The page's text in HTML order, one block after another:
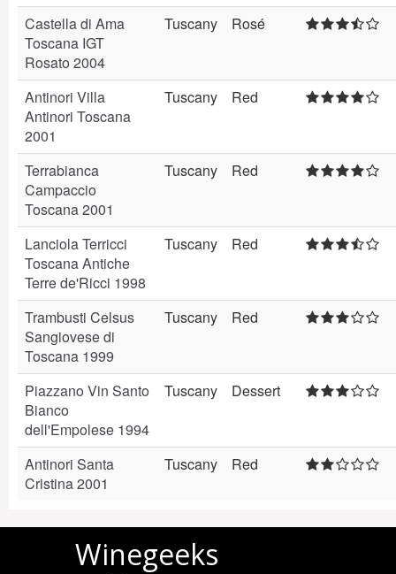
Castella di Ama
Toscana IGT
Rosato 2004
Tuscany Rosé
Antinori Villa
Antinori Toscana
2001
Tuscany Red
Terrabianca
Campaccio
Toscana 2001
Tuscany Red
Lanciola Terricci
Toscana Antiche
Terre de'Ricci 1998
Tuscany Red
Trambusti Celsus
Sangiovese di
Toscana 1999
Tuscany Red
Piazzano Vin Santo
Bianco
dell'Empolese 1994
Tuscany Dessert
Antinori Santa
Cristina 2001
Tuscany Red
Winegeeks